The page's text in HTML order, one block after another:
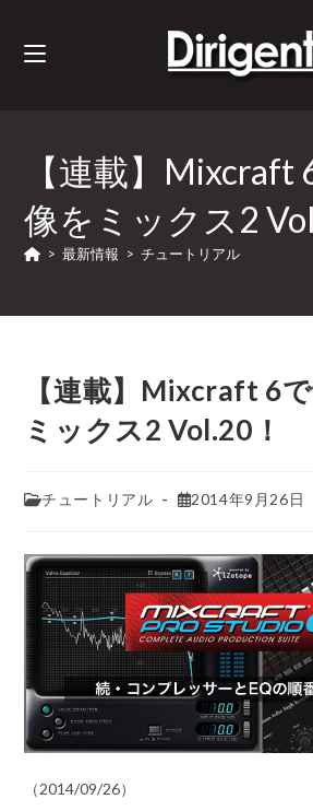
【連載】Mixcraft
像をミックス2
> 最新情報 > チュートリアル
【連載】Mixcraft 6
ミックス2 Vol.20！
チュートリアル 2014年9月26日
（2014/09/26）